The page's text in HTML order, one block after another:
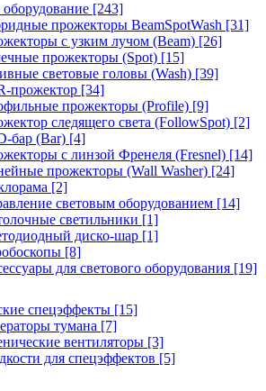
[243]
прожекторы BeamSpotWash [31]
с узким лучом (Beam) [26]
прожекторы (Spot) [15]
световые головы (Wash) [39]
прожектор [34]
прожекторы (Profile) [9]
следящего света (FollowSpot) [2]
бар (Bar) [4]
с линзой Френеля (Fresnel) [14]
прожекторы (Wall Washer) [24]
[2]
световым оборудованием [14]
светильники [1]
диско-шар [1]
[8]
для светового оборудования [19]
спецэффекты [15]
тумана [7]
вентиляторы [3]
для спецэффектов [5]